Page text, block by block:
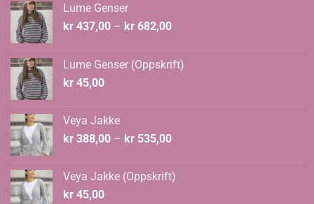
Lume Genser
kr 437,00 – kr 682,00Prisområde:
kr 682,00
Lume Genser (Oppskrift)
kr 45,00
Veya Jakke
kr 388,00 – kr 535,00Prisområde:
kr 535,00
Veya Jakke (Oppskrift)
kr 45,00